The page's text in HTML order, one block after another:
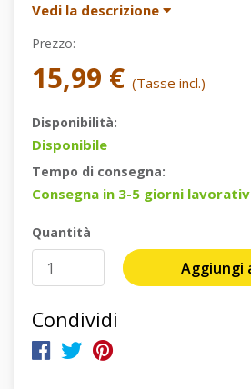
Vedi la descrizione
Prezzo:
15,99 € (Tasse incl.)
Disponibilità:
Disponibile
Tempo di consegna:
Consegna in 3-5 giorni
Quantità
Aggiungi
Condividi